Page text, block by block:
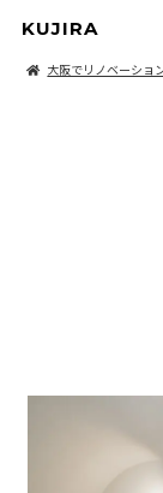
KUJIRA
大阪でリノベーショ